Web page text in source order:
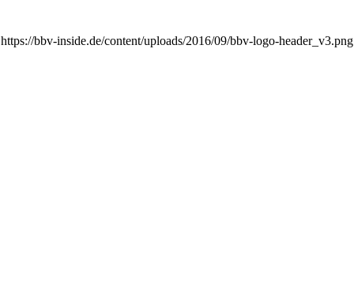
https://bbv-inside.de/content/uploads/2016/09/bbv-logo-header_v3.png